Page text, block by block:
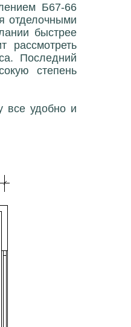
Б67-66
отделочными
быстрее
рассмотреть
Последний
степень
все удобно и